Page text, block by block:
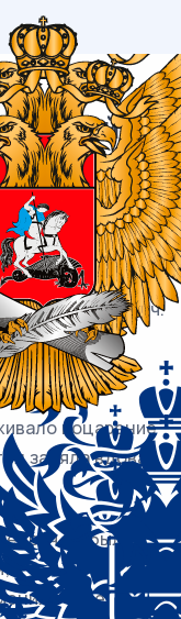
/ 18
Его прямым
Петр Алексеевич.
новым
Хотя
воцарение
заняла вдова
не был
своё